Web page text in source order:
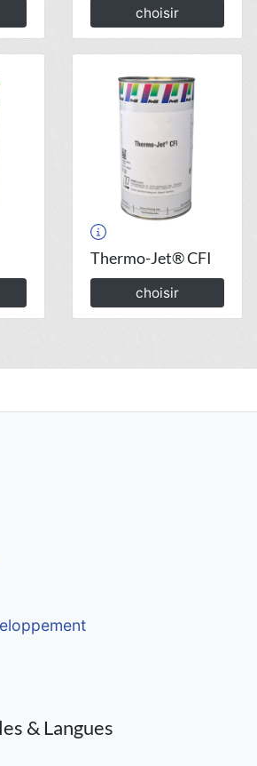
choisir
Thermo-Jet® CFI
choisir
& Langues